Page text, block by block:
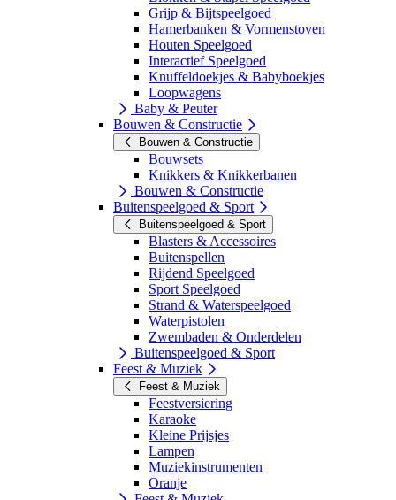
Grijp & Bijtspeelgoed
Hamerbanken & Vormenstoven
Houten Speelgoed
Interactief Speelgoed
Knuffeldoekjes & Babyboekjes
Loopwagens
Baby & Peuter
Bouwen & Constructie
Bouwen & Constructie
Bouwsets
Knikkers & Knikkerbanen
Bouwen & Constructie
Buitenspeelgoed & Sport
Buitenspeelgoed & Sport
Blasters & Accessoires
Buitenspellen
Rijdend Speelgoed
Sport Speelgoed
Strand & Waterspeelgoed
Waterpistolen
Zwembaden & Onderdelen
Buitenspeelgoed & Sport
Feest & Muziek
Feest & Muziek
Feestversiering
Karaoke
Kleine Prijsjes
Lampen
Muziekinstrumenten
Oranje